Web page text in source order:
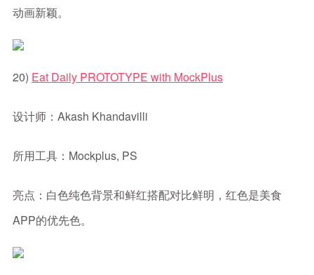
动画新颖。
20) Eat Daily PROTOTYPE with MockPlus
设计师：Akash Khandavilli
所用工具：Mockplus, PS
亮点：白色纯色背景和鲜红搭配对比鲜明，红色是美食
APP的优先色。